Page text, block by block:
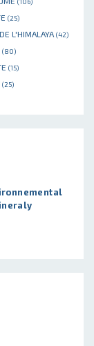
(25)
L'HIMALAYA (42)
(80)
(15)
(25)